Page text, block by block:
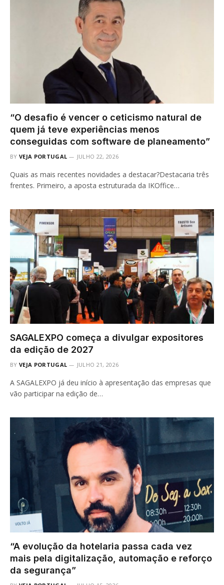
“O desafio é vencer o ceticismo natural de
quem já teve experiências menos
conseguidas com software de planeamento”
BY VEJA PORTUGAL JULHO 22, 2026
Quais as mais recentes novidades a destacar?Destacaria três
frentes. Primeiro, a aposta estruturada da IKOffice…
SAGALEXPO começa a divulgar expositores
da edição de 2027
BY VEJA PORTUGAL JULHO 21, 2026
A SAGALEXPO já deu início à apresentação das empresas que
vão participar na edição de…
“A evolução da hotelaria passa cada vez
mais pela digitalização, automação e reforço
da segurança”